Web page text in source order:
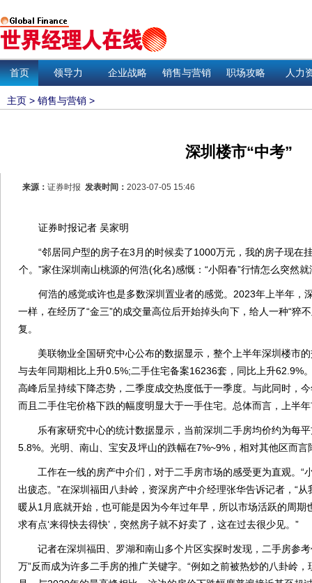
首页 领导力 企业战略 销售与营销 职场攻略 人力
主页 > 销售与营销 >
深圳楼市“中考”
来源： 证券时报 发表时间： 2023-07-05 15:46
证券时报记者 吴家明
“邻居同户型的房子在3月的时候卖了1000万元，我的房子现在
个。”家住深圳南山桃源的何浩(化名)感慨：“小阳春”行情怎么突然就
何浩的感觉或许也是多数深圳置业者的感觉。2023年上半年，
一样，在经历了“金三”的成交量高位后开始掉头向下，给人一种“猝
复。
美联物业全国研究中心公布的数据显示，整个上半年深圳楼市的
与去年同期相比上升0.5%;二手住宅备案16236套，同比上升62.9%
高峰后呈持续下降态势，二季度成交热度低于一季度。与此同时，
而且二手住宅价格下跌的幅度明显大于一手住宅。总体而言，上半
乐有家研究中心的统计数据显示，当前深圳二手房均价约为每平
5.8%。光明、南山、宝安及坪山的跌幅在7%~9%，相对其他区而言
工作在一线的房产中介们，对于二手房市场的感受更为直观。“
出疲态。”在深圳福田八卦岭，资深房产中介经理张华告诉记者，“
暖从1月底就开始，也可能是因为今年过年早，所以市场活跃的周期
求有点‘来得快去得快’，突然房子就不好卖了，这在过去很少见。”
记者在深圳福田、罗湖和南山多个片区实探时发现，二手房参考
万”反而成为许多二手房的推广关键字。“例如之前被热炒的八卦岭